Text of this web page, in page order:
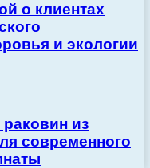
о клиентах
и экологии
из
современного